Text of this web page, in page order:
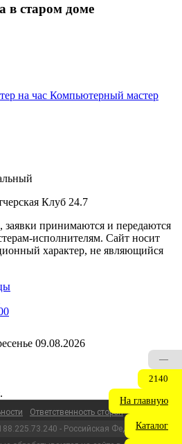
в старом доме
на час Компьютерный мастер
Клуб 24.7
принимаются и передаются
Сайт носит
характер, не являющийся
09.08.2026
Ответственность сторон
- Российская Федерация
—
2140
На главную
Каталог